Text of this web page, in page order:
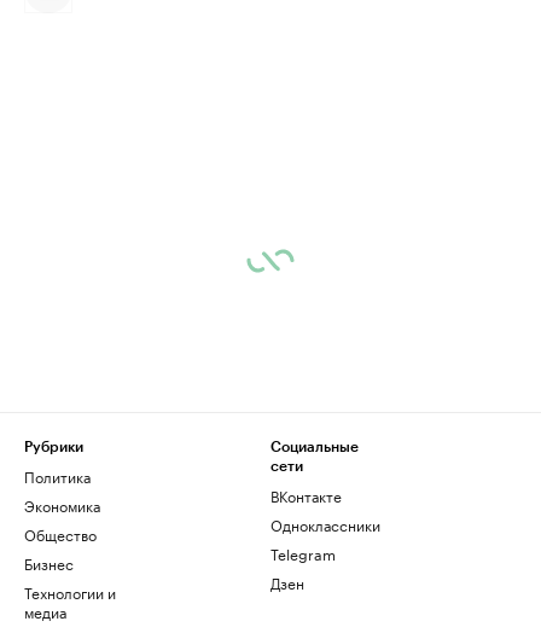
Рубрики
Политика
Экономика
Общество
Бизнес
Технологии и
медиа
Социальные
сети
ВКонтакте
Одноклассники
Telegram
Дзен